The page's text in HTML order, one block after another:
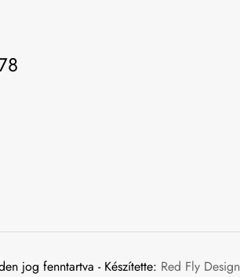
jog fenntartva - Készítette: Red Fly Design